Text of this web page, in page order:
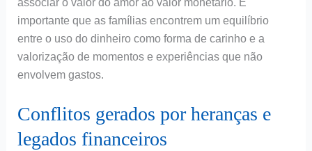
importante que as famílias encontrem um equilíbrio
entre o uso do dinheiro como forma de carinho e a
valorização de momentos e experiências que não
envolvem gastos.
Conflitos gerados por heranças e
legados financeiros